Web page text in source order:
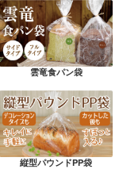
雲竜食パン袋
縦型パウンドPP袋